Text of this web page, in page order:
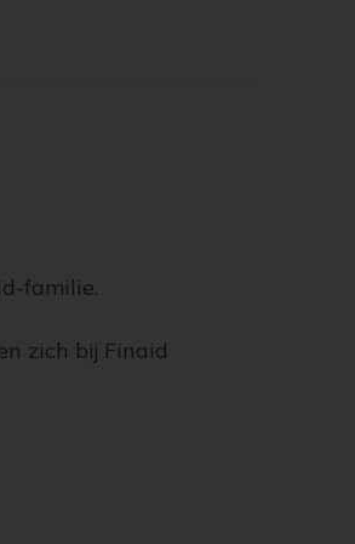
familie.
zich bij Finaid